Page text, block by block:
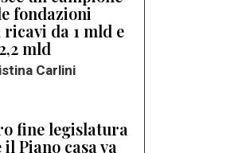
fondazioni
ricavi da 1 mld e
mld
Carlini
fine legislatura
il Piano casa va